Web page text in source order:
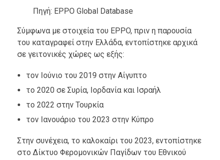
Πηγή: EPPO Global Database
Σύμφωνα με στοιχεία του EPPO, πριν η παρουσία
του καταγραφεί στην Ελλάδα, εντοπίστηκε αρχικά
σε γειτονικές χώρες ως εξής:
τον Ιούνιο του 2019 στην Αίγυπτο
το 2020 σε Συρία, Ιορδανία και Ισραήλ
το 2022 στην Τουρκία
τον Ιανουάριο του 2023 στην Κύπρο
Στην συνέχεια, το καλοκαίρι του 2023, εντοπίστηκε
στο Δίκτυο Φερομονικών Παγίδων του Εθνικού